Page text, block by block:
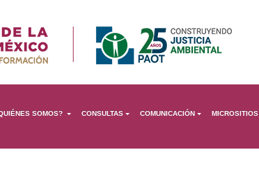
SOMOS? CONSULTAS COMUNICACIÓN MICROSITIOS